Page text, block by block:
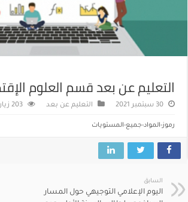
التعليم عن بعد قسم العلوم
30 سبتمبر 2021 التعليم عن بعد 203 زيارة
رموز-المواد-جميع-المستويات
السابق
اليوم الإعلامي التوجيهي حول المسار